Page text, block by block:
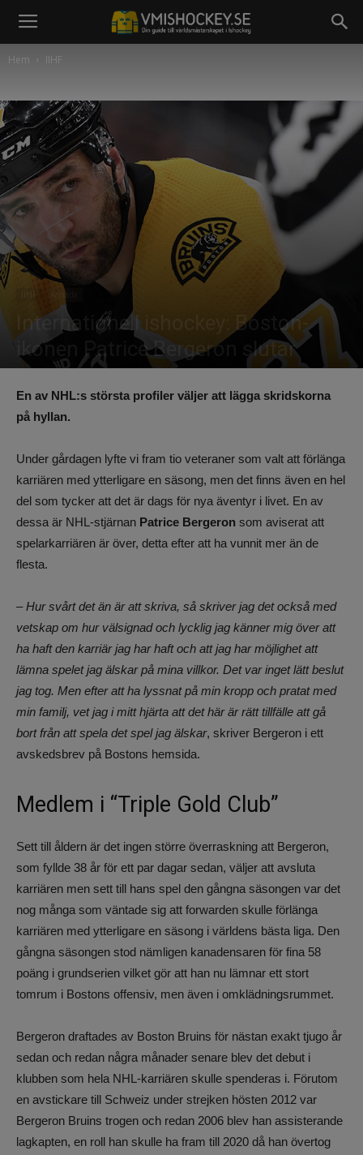
Hem IIHF
Internationell ishockey: Boston-
ikonen Patrice Bergeron slutar
En av NHL:s största profiler väljer att lägga skridskorna
på hyllan.
Under gårdagen lyfte vi fram tio veteraner som valt att förlänga
karriären med ytterligare en säsong, men det finns även en hel
del som tycker att det är dags för nya äventyr i livet. En av
dessa är NHL-stjärnan Patrice Bergeron som aviserat att
spelarkarriären är över, detta efter att ha vunnit mer än de
flesta.
– Hur svårt det än är att skriva, så skriver jag det också med
vetskap om hur välsignad och lycklig jag känner mig över att
ha haft den karriär jag har haft och att jag har möjlighet att
lämna spelet jag älskar på mina villkor. Det var inget lätt beslut
jag tog. Men efter att ha lyssnat på min kropp och pratat med
min familj, vet jag i mitt hjärta att det här är rätt tillfälle att gå
bort från att spela det spel jag älskar, skriver Bergeron i ett
avskedsbrev på Bostons hemsida.
Medlem i “Triple Gold Club”
Sett till åldern är det ingen större överraskning att Bergeron,
som fyllde 38 år för ett par dagar sedan, väljer att avsluta
karriären men sett till hans spel den gångna säsongen var det
nog många som väntade sig att forwarden skulle förlänga
karriären med ytterligare en säsong i världens bästa liga. Den
gångna säsongen stod nämligen kanadensaren för fina 58
poäng i grundserien vilket gör att han nu lämnar ett stort
tomrum i Bostons offensiv, men även i omklädningsrummet.
Bergeron draftades av Boston Bruins för nästan exakt tjugo år
sedan och redan några månader senare blev det debut i
klubben som hela NHL-karriären skulle spenderas i. Förutom
en avstickare till Schweiz under strejken hösten 2012 var
Bergeron Bruins trogen och redan 2006 blev han assisterande
lagkapten, en roll han skulle ha fram till 2020 då han övertog